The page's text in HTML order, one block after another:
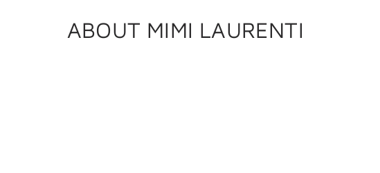
ABOUT MIMI LAURENTI